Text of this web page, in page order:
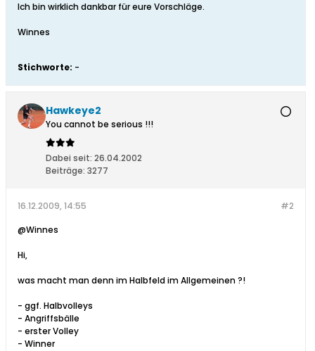
Ich bin wirklich dankbar für eure Vorschläge.
Winnes
Stichworte: -
Hawkeye2
You cannot be serious !!!
Dabei seit: 26.04.2002
Beiträge: 3277
#2
16.12.2009, 14:55
@Winnes
Hi,
was macht man denn im Halbfeld im Allgemeinen ?!
- ggf. Halbvolleys
- Angriffsbälle
- erster Volley
- Winner